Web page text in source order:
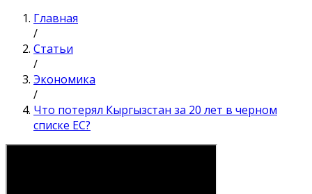
Главная
/
Статьи
/
Экономика
/
Что потерял Кыргызстан за 20 лет в черном
списке ЕС?